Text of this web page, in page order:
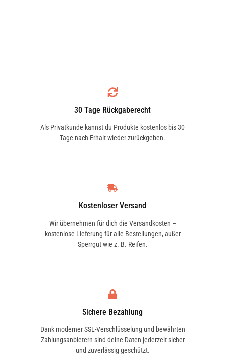
30 Tage Rückgaberecht
Als Privatkunde kannst du Produkte kostenlos bis 30
Tage nach Erhalt wieder zurückgeben.
Kostenloser Versand
Wir übernehmen für dich die Versandkosten –
kostenlose Lieferung für alle Bestellungen, außer
Sperrgut wie z. B. Reifen.
Sichere Bezahlung
Dank moderner SSL-Verschlüsselung und bewährten
Zahlungsanbietern sind deine Daten jederzeit sicher
und zuverlässig geschützt.